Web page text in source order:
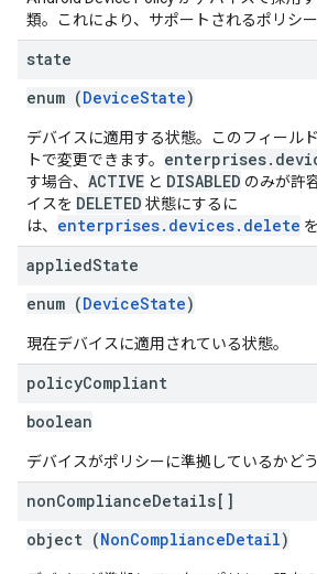
類。これにより、サポートされるポリシ
state
enum (DeviceState)
デバイスに適用する状態。このフィール
トで変更できます。
す場合、 ACTIVE と DISABLED のみが許
イスを DELETED 状態にするに
は、 enterprises.devices.delete
appliedState
enum (DeviceState)
現在デバイスに適用されている状態。
policyCompliant
boolean
デバイスがポリシーに準拠しているかどう
nonComplianceDetails[]
object (NonComplianceDetail)